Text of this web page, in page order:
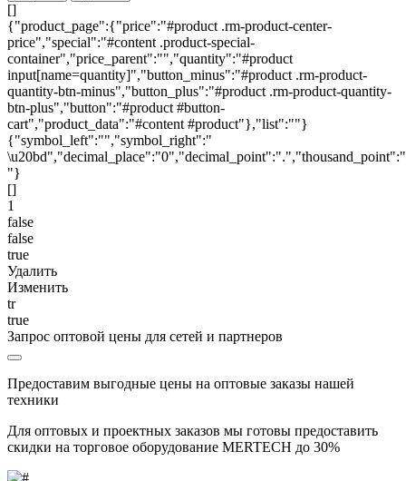
[]
{"product_page":{"price":"#product .rm-product-center-
price","special":"#content .product-special-
container","price_parent":"","quantity":"#product
input[name=quantity]","button_minus":"#product .rm-product-
quantity-btn-minus","button_plus":"#product .rm-product-quantity-
btn-plus","button":"#product #button-
cart","product_data":"#content #product"},"list":""}
{"symbol_left":"","symbol_right":"
\u20bd","decimal_place":"0","decimal_point":".","thousand_point":"
"}
[]
1
false
false
true
Удалить
Изменить
tr
true
Запрос оптовой цены для сетей и партнеров
Предоставим выгодные цены на оптовые заказы нашей
техники
Для оптовых и проектных заказов мы готовы предоставить
скидки на торговое оборудование MERTECH до 30%